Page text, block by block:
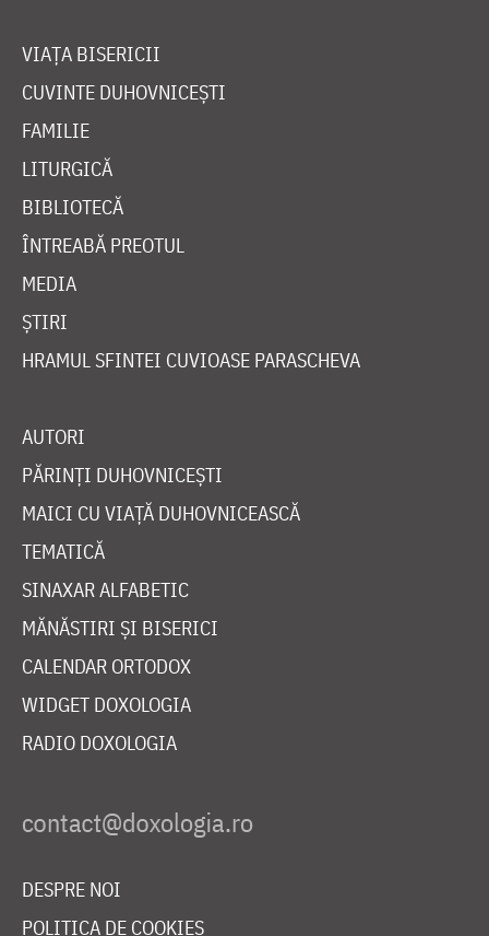
VIAȚA BISERICII
CUVINTE DUHOVNICEȘTI
FAMILIE
LITURGICĂ
BIBLIOTECĂ
ÎNTREABĂ PREOTUL
MEDIA
ȘTIRI
HRAMUL SFINTEI CUVIOASE PARASCHEVA
AUTORI
PĂRINȚI DUHOVNICEȘTI
MAICI CU VIAȚĂ DUHOVNICEASCĂ
TEMATICĂ
SINAXAR ALFABETIC
MĂNĂSTIRI ȘI BISERICI
CALENDAR ORTODOX
WIDGET DOXOLOGIA
RADIO DOXOLOGIA
DESPRE NOI
POLITICA DE COOKIES